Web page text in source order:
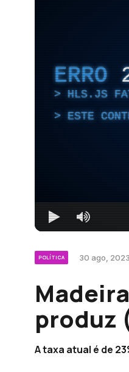
ERRO
HLS.JS
ESTE
POLÍTICA 30 ago,
produz
A taxa atual é de